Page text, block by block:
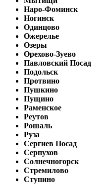
Наро-Фоминск
Ногинск
Одинцово
Ожерелье
Озеры
Орехово-Зуево
Павловский Посад
Подольск
Протвино
Пушкино
Пущино
Раменское
Реутов
Рошаль
Руза
Сергиев Посад
Серпухов
Солнечногорск
Стремилово
Ступино